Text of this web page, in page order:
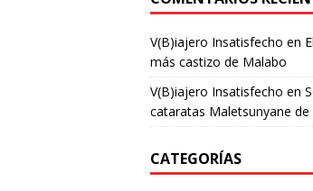
V(B)iajero Insatisfecho en
más castizo de Malabo
V(B)iajero Insatisfecho en
cataratas Maletsunyane
CATEGORÍAS